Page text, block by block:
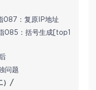
087：复原IP地址
085：括号生成[top1
问题
）/